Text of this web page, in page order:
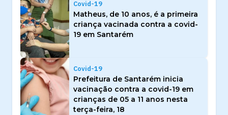
Covid-19
Matheus, de 10 anos, é a primeira
criança vacinada contra a covid-
19 em Santarém
Covid-19
Prefeitura de Santarém inicia
vacinação contra a covid-19 em
crianças de 05 a 11 anos nesta
terça-feira, 18